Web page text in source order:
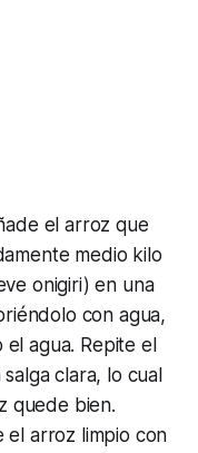
el arroz que
medio kilo
onigiri) en una
con agua,
agua. Repite el
clara, lo cual
quede bien.
el arroz limpio con